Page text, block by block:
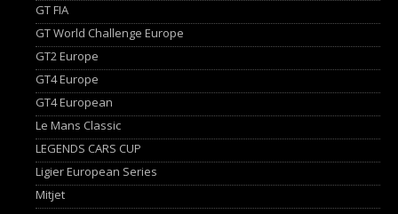
GT FIA
GT World Challenge Europe
GT2 Europe
GT4 Europe
GT4 European
Le Mans Classic
LEGENDS CARS CUP
Ligier European Series
Mitjet